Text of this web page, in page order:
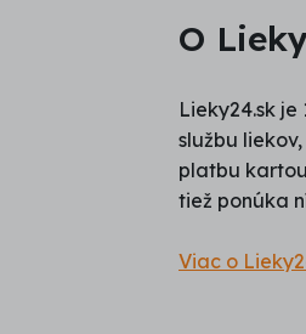
O
Lieky24.sk
službu
platbu
tiež ponúka
Viac o